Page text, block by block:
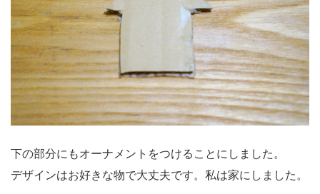
下の部分にもオーナメントをつけることにしました。
デザインはお好きな物で大丈夫です。私は家にしました。